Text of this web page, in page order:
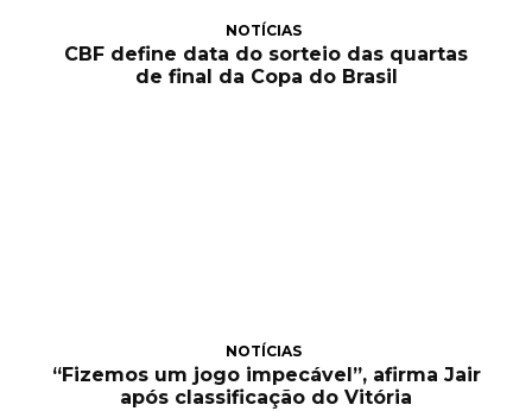
NOTÍCIAS
CBF define data do sorteio das quartas
de final da Copa do Brasil
NOTÍCIAS
“Fizemos um jogo impecável”, afirma Jair
após classificação do Vitória